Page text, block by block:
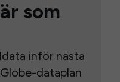
som
inför nästa
dataplan